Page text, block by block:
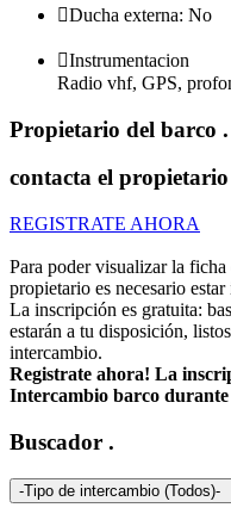
Ducha externa: No
Instrumentacion
Radio vhf, GPS,
Propietario del barco .
contacta el propietario
REGISTRATE AHORA
Para poder visualizar la
propietario es necesario
La inscripción es gratuita:
estarán a tu disposición,
intercambio.
Registrate ahora! La
Intercambio barco
Buscador .
-Tipo de intercambio (Todos)-